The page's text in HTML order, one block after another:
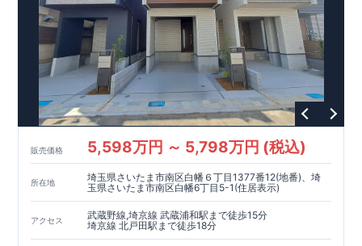
販売価格 5,598万円 ～ 5,798万円 (税込)
所在地
埼玉県さいたま市南区白幡６丁目1377番12(地番)、埼
玉県さいたま市南区白幡6丁目5-1(住居表示)
アクセス
武蔵野線,埼京線 武蔵浦和駅まで徒歩15分
埼京線 北戸田駅まで徒歩18分